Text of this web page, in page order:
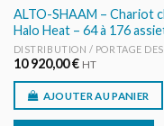
ALTO-SHAAM – Chariot
Halo Heat – 64 à 176
DISTRIBUTION / PORTAGE DES
10 920,00€ HT
AJOUTER AU PANIER